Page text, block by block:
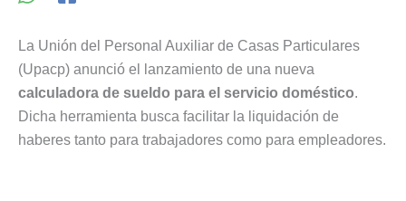
La Unión del Personal Auxiliar de Casas Particulares
(Upacp) anunció el lanzamiento de una nueva
calculadora de sueldo para el servicio doméstico.
Dicha herramienta busca facilitar la liquidación de
haberes tanto para trabajadores como para empleadores.